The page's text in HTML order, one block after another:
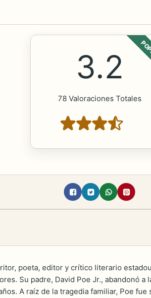
3.2
78 Valoraciones Totales
poeta, editor y crítico literario
Su padre, David Poe Jr., abandonó a
A raíz de la tragedia familiar, Poe